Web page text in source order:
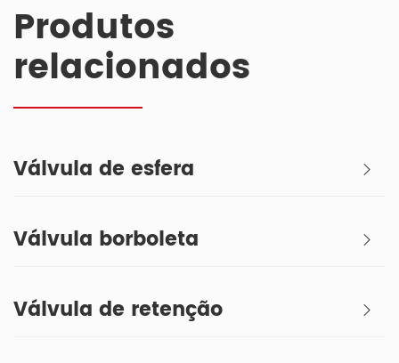
Produtos
relacionados
Válvula de esfera
Válvula borboleta
Válvula de retenção